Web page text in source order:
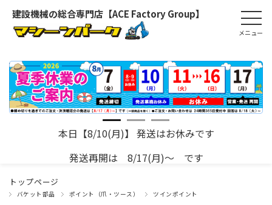
建設機械の総合専門店【ACE Factory Group】
本日【8/10(月)】 発送はお休みです
発送再開は 8/17(月)～ です
トップページ
バケット部品 ポイント（爪・ツース） ツインポイント